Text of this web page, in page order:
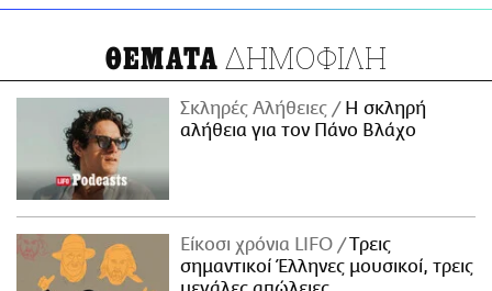
ΘΕΜΑΤΑ ΔΗΜΟΦΙΛΗ
Σκληρές Αλήθειες
H σκληρή
αλήθεια για τον Πάνο Βλάχο
Είκοσι χρόνια LIFO
Tρεις
σημαντικοί Έλληνες μουσικοί, τρεις